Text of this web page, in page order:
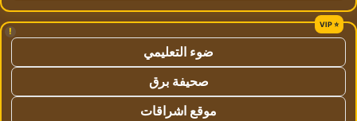
!
ضوء التعليمي
صحيفة برق
موقع اشراقات